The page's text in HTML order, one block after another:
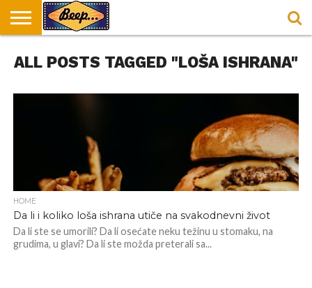
DORUČAK
U
SVAKODNEVICA
ENTERTAINMENT
LOKACIJE
ZA
HRANA I
RECEPTI
NEPUSACKI
LOKALI
ALL POSTS TAGGED "LOŠA ISHRANA"
HOME
Da li i koliko loša ishrana utiče na svakodnevni život
Da li ste se umorili? Da li osećate neku težinu u stomaku, na
grudima, u glavi? Da li ste možda preterali sa...